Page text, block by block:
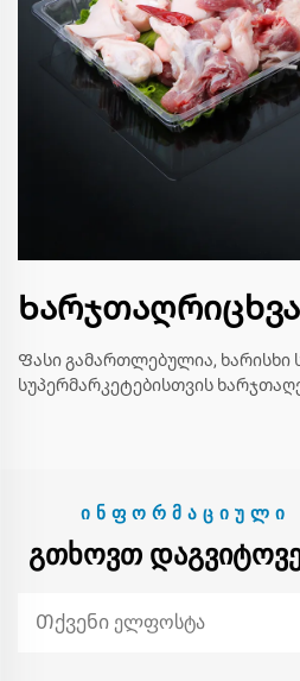
Ხარჯთაღრიცხვა
Ფასი გამართლებულია, ხარისხი
სუპერმარკეტებისთვის
ᲘᲜᲤᲝᲠᲛᲐᲪᲘᲣᲚᲘ
ᲒᲗᲮᲝᲕᲗ